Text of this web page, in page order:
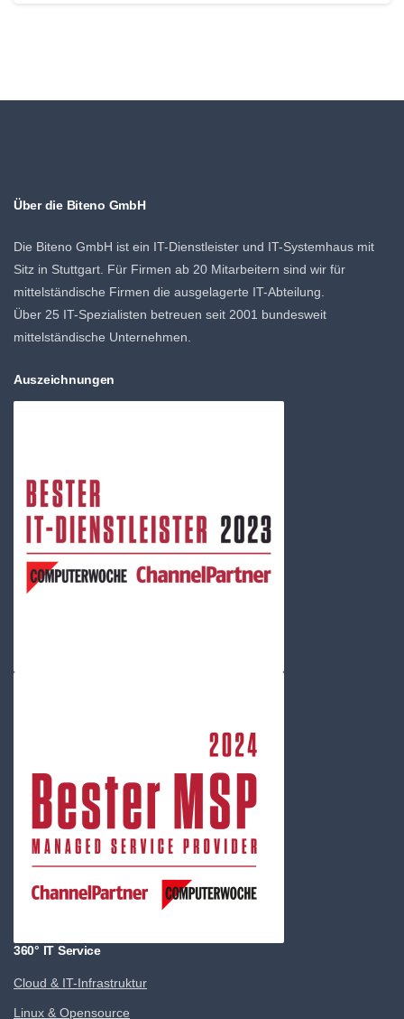
Über die Biteno GmbH
Die Biteno GmbH ist ein IT-Dienstleister und IT-Systemhaus mit
Sitz in Stuttgart. Für Firmen ab 20 Mitarbeitern sind wir für
mittelständische Firmen die ausgelagerte IT-Abteilung.
Über 25 IT-Spezialisten betreuen seit 2001 bundesweit
mittelständische Unternehmen.
Auszeichnungen
360° IT Service
Cloud & IT-Infrastruktur
Linux & Opensource